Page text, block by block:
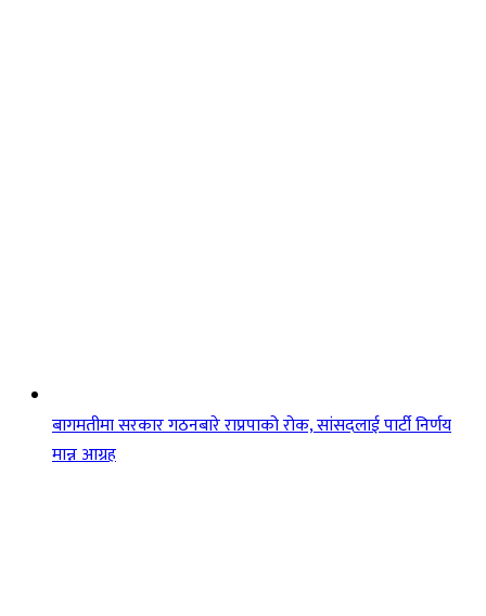
बागमतीमा सरकार गठनबारे राप्रपाको रोक, सांसदलाई पार्टी निर्णय
मान्न आग्रह